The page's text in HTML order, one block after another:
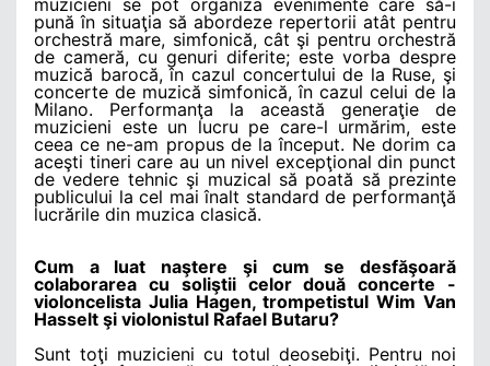
muzicieni se pot organiza evenimente care să-i
pună în situaţia să abordeze repertorii atât pentru
orchestră mare, simfonică, cât şi pentru orchestră
de cameră, cu genuri diferite; este vorba despre
muzică barocă, în cazul concertului de la Ruse, şi
concerte de muzică simfonică, în cazul celui de la
Milano. Performanţa la această generaţie de
muzicieni este un lucru pe care-l urmărim, este
ceea ce ne-am propus de la început. Ne dorim ca
aceşti tineri care au un nivel excepţional din punct
de vedere tehnic şi muzical să poată să prezinte
publicului la cel mai înalt standard de performanţă
lucrările din muzica clasică.
Cum a luat naştere şi cum se desfăşoară
colaborarea cu soliştii celor două concerte -
violoncelista Julia Hagen, trompetistul Wim Van
Hasselt şi violonistul Rafael Butaru?
Sunt toţi muzicieni cu totul deosebiţi. Pentru noi